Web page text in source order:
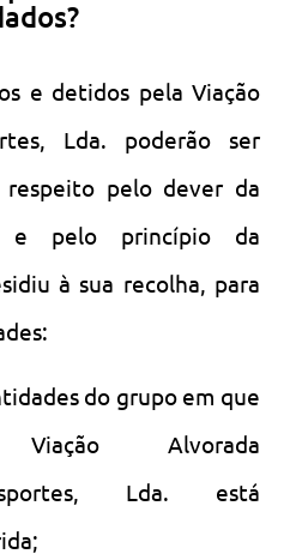
e detidos pela Viação
Lda. poderão ser
respeito pelo dever da
e pelo princípio da
à sua recolha, para
do grupo em que
Alvorada
Lda. está